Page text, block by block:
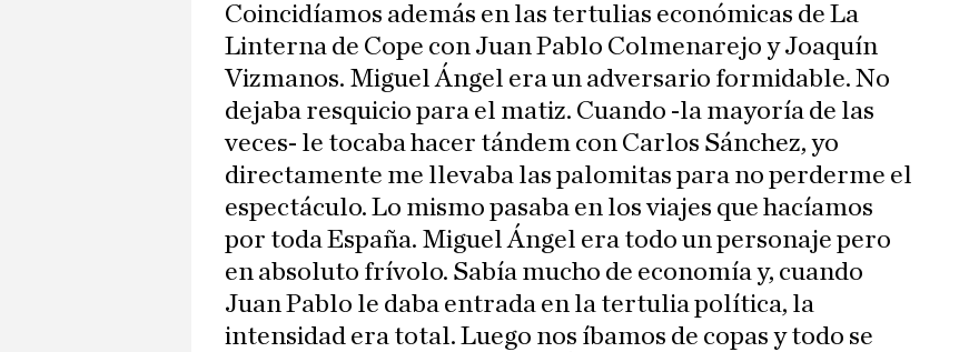
Coincidíamos además en las tertulias económicas de La
Linterna de Cope con Juan Pablo Colmenarejo y Joaquín
Vizmanos. Miguel Ángel era un adversario formidable. No
dejaba resquicio para el matiz. Cuando -la mayoría de las
veces- le tocaba hacer tándem con Carlos Sánchez, yo
directamente me llevaba las palomitas para no perderme el
espectáculo. Lo mismo pasaba en los viajes que hacíamos
por toda España. Miguel Ángel era todo un personaje pero
en absoluto frívolo. Sabía mucho de economía y, cuando
Juan Pablo le daba entrada en la tertulia política, la
intensidad era total. Luego nos íbamos de copas y todo se